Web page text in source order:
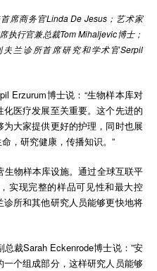
席商务官Linda De Jesus；艺术家
执行官兼总裁Tom Mihaljevic博士；
夫兰诊所首席研究和学术官Serpil
Erzurum博士说：“生物样本库对
医疗发展至关重要。这个先进的
大家提供更好的护理，同时也展
，研究健康，传播知识。”
物样本库设施。通过全球互联平
实现完整的样品可见性和最大控
所和其他研究人员能够更快地将
裁Sarah Eckenrode博士说：”安
个组成部分，这样研究人员能够